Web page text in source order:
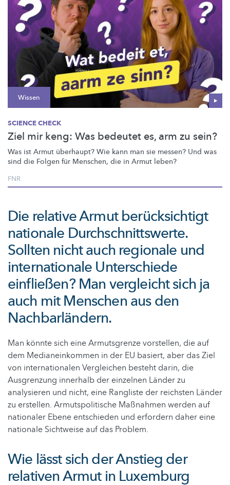
Wissen
SCIENCE CHECK
Ziel mir keng: Was bedeutet es, arm zu sein?
Was ist Armut überhaupt? Wie kann man sie messen? Und was
sind die Folgen für Menschen, die in Armut leben?
FNR
Die relative Armut berücksichtigt
nationale Durchschnittswerte.
Sollten nicht auch regionale und
internationale Unterschiede
einfließen? Man vergleicht sich ja
auch mit Menschen aus den
Nachbarländern.
Man könnte sich eine Armutsgrenze vorstellen, die auf
dem Medianeinkommen in der EU basiert, aber das Ziel
von internationalen Vergleichen besteht darin, die
Ausgrenzung innerhalb der einzelnen Länder zu
analysieren und nicht, eine Rangliste der reichsten Länder
zu erstellen. Armutspolitische Maßnahmen werden auf
nationaler Ebene entschieden und erfordern daher eine
nationale Sichtweise auf das Problem.
Wie lässt sich der Anstieg der
relativen Armut in Luxemburg